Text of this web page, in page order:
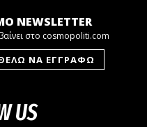
NEWSLETTER
στο cosmopoliti.com
US